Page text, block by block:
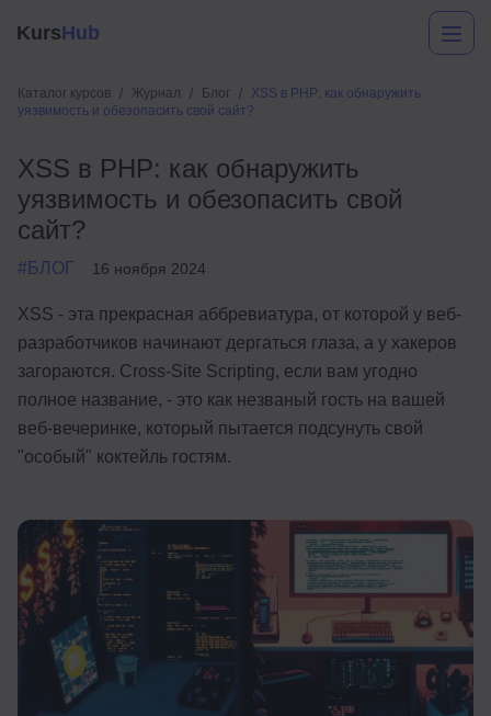
KursHub
Каталог курсов Журнал Блог
XSS в PHP: как обнаружить
уязвимость и обезопасить свой сайт?
XSS в PHP: как обнаружить
уязвимость и обезопасить свой
сайт?
#БЛОГ 16 ноября 2024
XSS - эта прекрасная аббревиатура, от которой у веб-
разработчиков начинают дергаться глаза, а у хакеров
загораются. Cross-Site Scripting, если вам угодно
полное название, - это как незваный гость на вашей
веб-вечеринке, который пытается подсунуть свой
"особый" коктейль гостям.
Маркетинг
Аналитика
Иностранные языки
Soft Skills
ДПО
Детям
Акции и промокоды